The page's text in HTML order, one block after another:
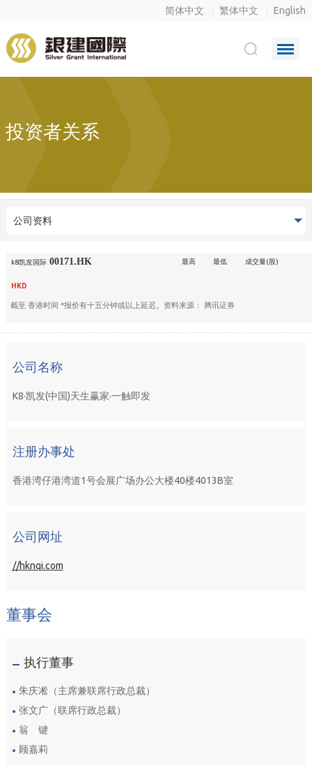
简体中文 繁体中文 English
投资者关系
公司资料
k8凯发国际 00171.HK 最高 最低 成交量(股)
HKD
截至 香港时间 *报价有十五分钟或以上延迟。资料来源： 腾讯证券
公司名称
K8·凯发(中国)天生赢家·一触即发
注册办事处
香港湾仔港湾道1号会展广场办公大楼40楼4013B室
公司网址
//hknqi.com
董事会
执行董事
朱庆凇（主席兼联席行政总裁）
张文广（联席行政总裁）
翁 键
顾嘉莉